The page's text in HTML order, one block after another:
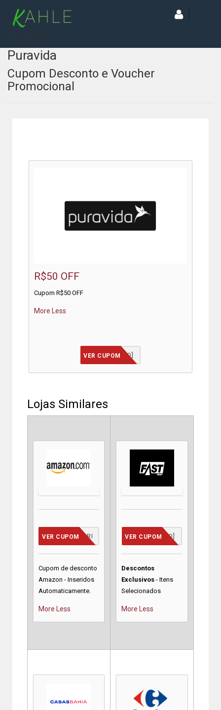
Puravida
Cupom Desconto e Voucher
Promocional
R$50 OFF
Cupom R$50 OFF
More Less
[JÁ INCLUSO]
VER CUPOM
Lojas Similares
CUPOM INSERIDO
VER CUPOM
Cupom de desconto
Amazon - Inseridos
Automaticamente.
More Less
[JA INCLUSO]
VER CUPOM
Descontos
Exclusivos - Itens
Selecionados
More Less